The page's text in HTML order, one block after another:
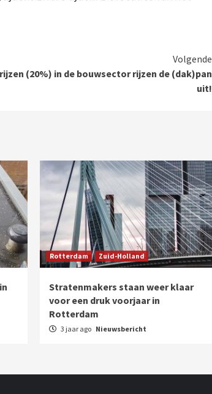
Volgende
(20%) in de bouwsector rijzen de (dak)pan
uit!
Rotterdam Zuid-Holland
Stratenmakers staan weer klaar
voor een druk voorjaar in
Rotterdam
3 jaar ago Nieuwsbericht